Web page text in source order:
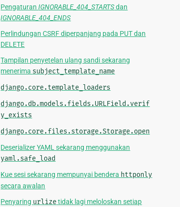
PengaturanIGNORABLE_404_STARTSdan
IGNORABLE_404_ENDS
Perlindungan CSRF diperpanjang pada PUT dan
DELETE
Tampilan penyetelan ulang sandi sekarang
menerima subject_template_name
django.core.template_loaders
django.db.models.fields.URLField.verif
y_exists
django.core.files.storage.Storage.open
Deserializer YAML sekarang menggunakan
yaml.safe_load
Kue sesi sekarang mempunyai bendera httponly
secara awalan
Penyaring urlizetidak lagi meloloskan setiap